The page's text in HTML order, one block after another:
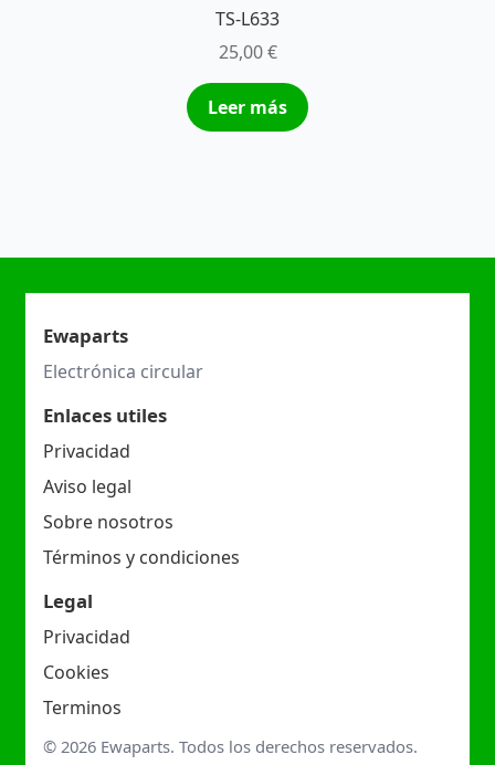
TS-L633
25,00€
Leer más
Ewaparts
Electrónica circular
Enlaces utiles
Privacidad
Aviso legal
Sobre nosotros
Términos y condiciones
Legal
Privacidad
Cookies
Terminos
© 2026 Ewaparts. Todos los derechos reservados.